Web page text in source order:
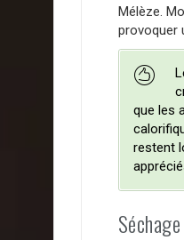
Mélèze.
provoquer
que les
restent